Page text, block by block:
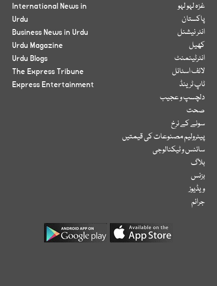
غزہ لہو لہو
پاکستان
انٹر نیشنل
کھیل
انٹرٹینمنٹ
لائف اسٹائل
ٹاپ ٹرینڈ
دلچسپ و عجیب
صحت
سونے کے نرخ
پیٹرولیم مصنوعات کی قیمتیں
سائنس و ٹیکنالوجی
بلاگ
بزنس
ویڈیوز
جرائم
International News in
Urdu
Business News in Urdu
Urdu Magazine
Urdu Blogs
The Express Tribune
Express Entertainment